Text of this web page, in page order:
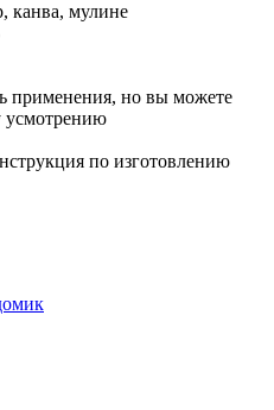
канва, мулине
применения, но вы можете
усмотрению
по изготовлению